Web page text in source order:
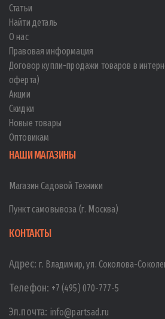
Статьи
Найти деталь
О нас
Правовая информация
Договор купли-продажи товаров в
оферта)
Акции
Скидки
Новые товары
Оптовикам
НАШИ МАГАЗИНЫ
Магазин Садовой Техники
Пункт самовывоза (г. Москва)
КОНТАКТЫ
Адрес:г. Владимир, ул. Соколова-
Телефон: +7 (495) 070-777-5
Эл.почта: info@partsad.ru